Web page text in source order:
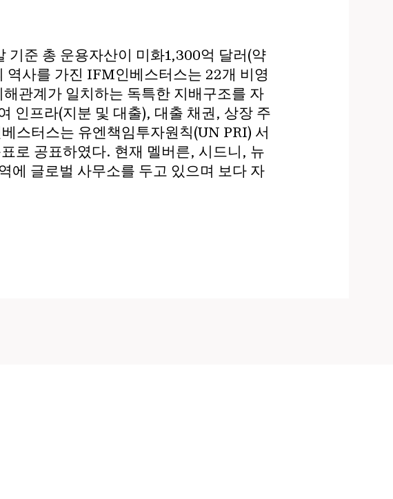
준 총 운용자산이 미화1,300억 달러(약
역사를 가진 IFM인베스터스는 22개 비영
관계가 일치하는 독특한 지배구조를 자
인프라(지분 및 대출), 대출 채권, 상장 주
스터스는 유엔책임투자원칙(UN PRI) 서
로 공표하였다. 현재 멜버른, 시드니, 뉴
에 글로벌 사무소를 두고 있으며 보다 자